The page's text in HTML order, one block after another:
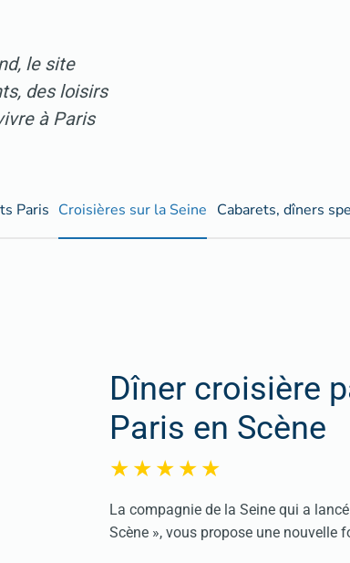
le site
des loisirs
à Paris
Paris Croisières sur la Seine Cabarets, dîners
Dîner croisière
Paris en Scène
La compagnie de la Seine qui a
Scène », vous propose une nouvelle